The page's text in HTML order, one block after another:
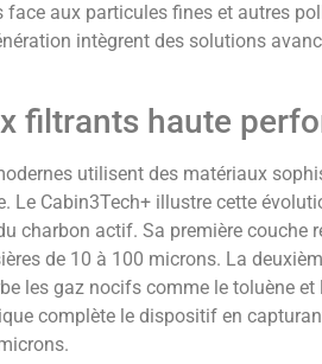
face aux particules fines et autres
intègrent des solutions
filtrants haute
utilisent des matériaux
Le Cabin3Tech+ illustre cette
charbon actif. Sa première couche
de 10 à 100 microns. La
les gaz nocifs comme le toluène et
complète le dispositif en